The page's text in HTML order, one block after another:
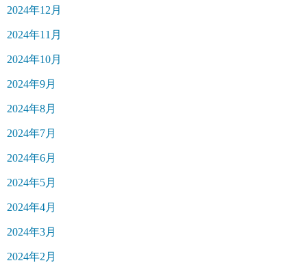
2024年12月
2024年11月
2024年10月
2024年9月
2024年8月
2024年7月
2024年6月
2024年5月
2024年4月
2024年3月
2024年2月